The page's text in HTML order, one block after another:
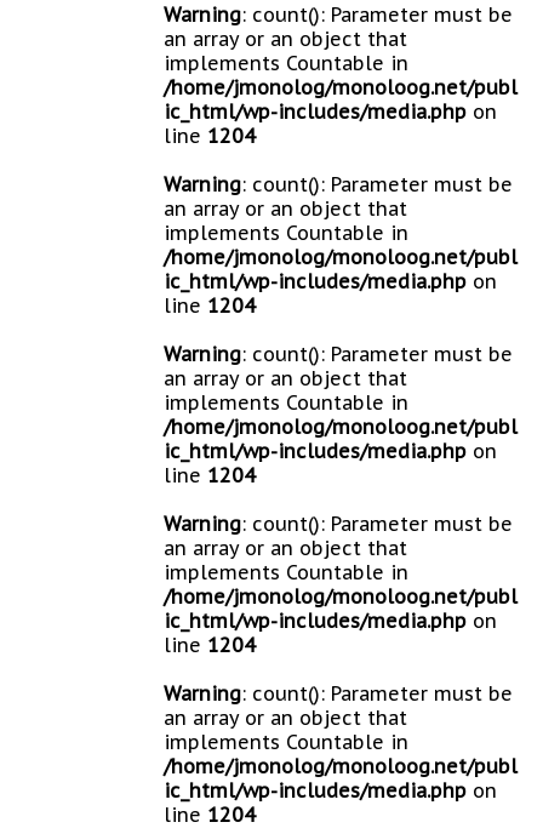
Warning: count(): Parameter must be
an array or an object that
implements Countable in
/home/jmonolog/monoloog.net/publ
ic_html/wp-includes/media.php on
line 1204
Warning: count(): Parameter must be
an array or an object that
implements Countable in
/home/jmonolog/monoloog.net/publ
ic_html/wp-includes/media.php on
line 1204
Warning: count(): Parameter must be
an array or an object that
implements Countable in
/home/jmonolog/monoloog.net/publ
ic_html/wp-includes/media.php on
line 1204
Warning: count(): Parameter must be
an array or an object that
implements Countable in
/home/jmonolog/monoloog.net/publ
ic_html/wp-includes/media.php on
line 1204
Warning: count(): Parameter must be
an array or an object that
implements Countable in
/home/jmonolog/monoloog.net/publ
ic_html/wp-includes/media.php on
line 1204